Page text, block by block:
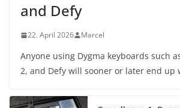
and Defy
22. April 2026 Marcel
Anyone using Dygma keyboards such
2, and Defy will sooner or later end up